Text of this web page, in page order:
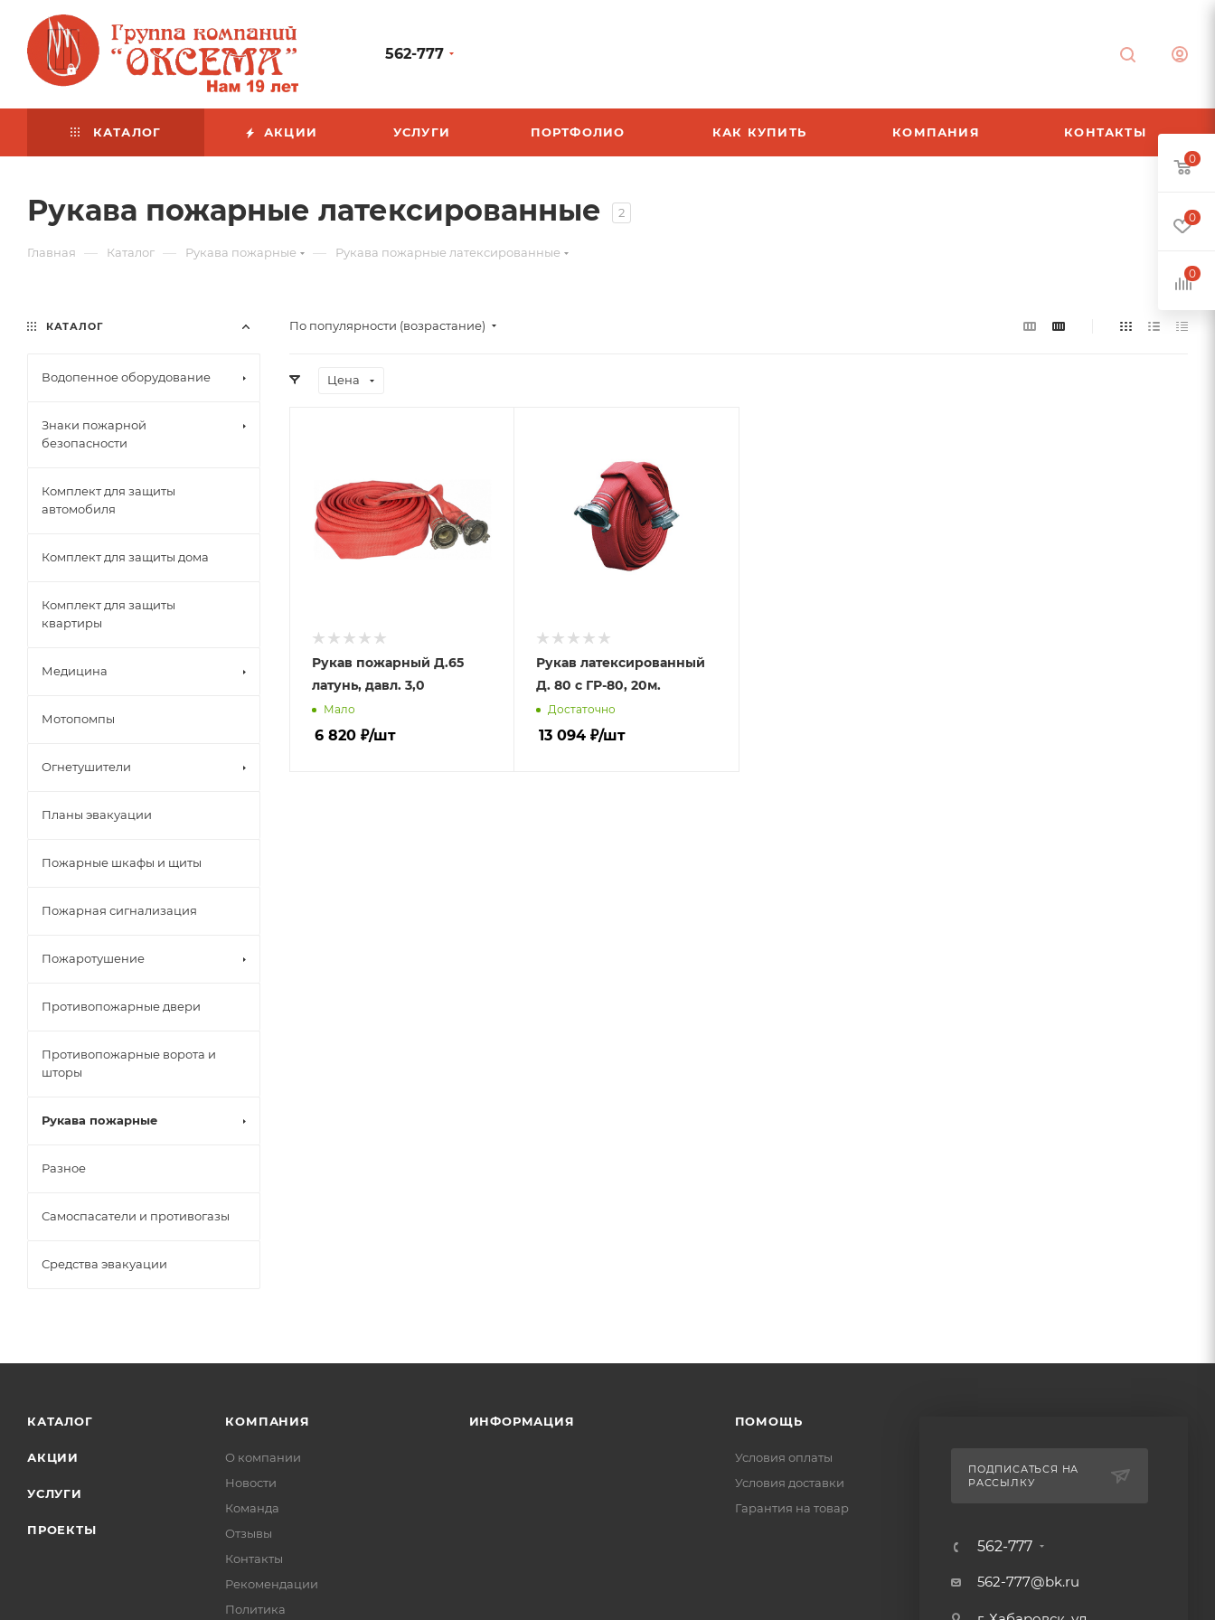
562-777
КАТАЛОГ АКЦИИ УСЛУГИ ПОРТФОЛИО КАК КУПИТЬ КОМПАНИЯ КОНТАКТЫ
Рукава пожарные латексированные 2
Главная — Каталог — Рукава пожарные — Рукава пожарные латексированные
По популярности (возрастание)
Цена
Рукав пожарный Д.65
латунь, давл. 3,0
Мало
6 820 ₽/шт
Рукав латексированный
Д. 80 с ГР-80, 20м.
Достаточно
13 094 ₽/шт
КАТАЛОГ
Водопенное оборудование
Знаки пожарной
безопасности
Комплект для защиты
автомобиля
Комплект для защиты дома
Комплект для защиты
квартиры
Медицина
Мотопомпы
Огнетушители
Планы эвакуации
Пожарные шкафы и щиты
Пожарная сигнализация
Пожаротушение
Противопожарные двери
Противопожарные ворота и
шторы
Рукава пожарные
Разное
Самоспасатели и противогазы
Средства эвакуации
КАТАЛОГ
АКЦИИ
УСЛУГИ
ПРОЕКТЫ
КОМПАНИЯ
О компании
Новости
Команда
Отзывы
Контакты
Рекомендации
Политика
ИНФОРМАЦИЯ ПОМОЩЬ
Условия оплаты
Условия доставки
Гарантия на товар
ПОДПИСАТЬСЯ НА
РАССЫЛКУ
562-777
562-777@bk.ru
0
0
0